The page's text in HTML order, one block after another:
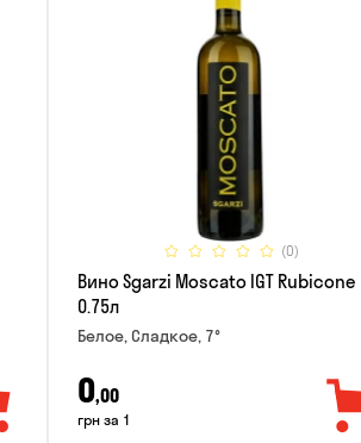
(0)
Вино Sgarzi Moscato IGT Rubicone
0.75л
Белое, Сладкое, 7°
0,00
грн за 1